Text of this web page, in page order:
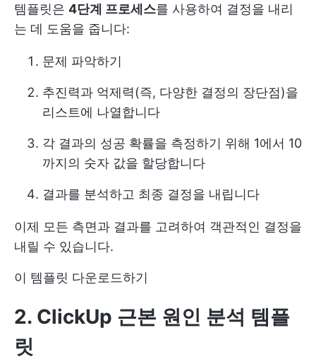
템플릿은 4단계 프로세스를 사용하여 결정을 내리
는 데 도움을 줍니다:
문제 파악하기
추진력과 억제력(즉, 다양한 결정의 장단점)을
리스트에 나열합니다
각 결과의 성공 확률을 측정하기 위해 1에서 10
까지의 숫자 값을 할당합니다
결과를 분석하고 최종 결정을 내립니다
이제 모든 측면과 결과를 고려하여 객관적인 결정을
내릴 수 있습니다.
이 템플릿 다운로드하기
2. ClickUp 근본 원인 분석 템플
릿